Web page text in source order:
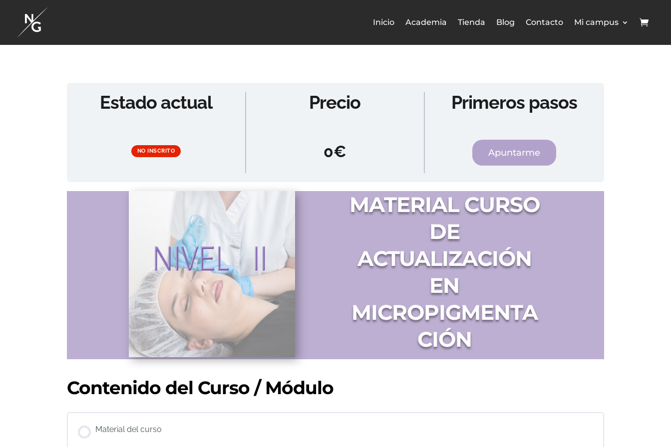
Inicio Academia Tienda Blog Contacto Mi campus
Estado actual
NO INSCRITO
Precio
0€
Primeros pasos
Apuntarme
MATERIAL CURSO
DE
ACTUALIZACIÓN
EN
MICROPIGMENTA
CIÓN
Contenido del Curso / Módulo
Material del curso